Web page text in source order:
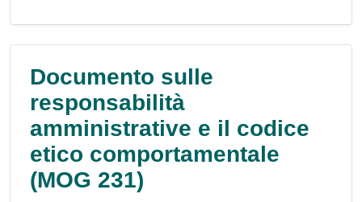
Documento sulle
responsabilità
amministrative e il codice
etico comportamentale
(MOG 231)